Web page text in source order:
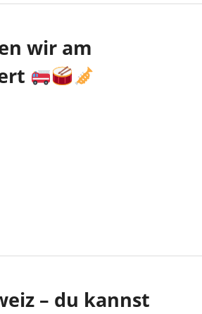
wir am
– du kannst